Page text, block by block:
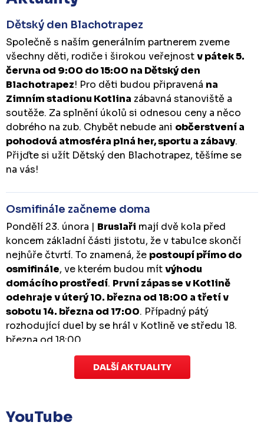
Dětský den Blachotrapez
Společně s naším generálním partnerem zveme
všechny děti, rodiče i širokou veřejnostv pátek 5.
června od 9:00 do 15:00 na Dětský den
Blachotrapez! Pro děti budou připravená na
Zimním stadionu Kotlina zábavná stanoviště a
soutěže. Za splnění úkolů si odnesou ceny a něco
dobrého na zub. Chybět nebude ani občerstvení a
pohodová atmosféra plná her, sportu a zábavy.
Přijďte si užít Dětský den Blachotrapez, těšíme se
na vás!
Osmifinále začneme doma
Pondělí 23. února | Bruslaři mají dvě kola před
koncem základní části jistotu, že v tabulce skončí
nejhůře čtvrtí. To znamená, že postoupí přímo do
osmifinále, ve kterém budou mítvýhodu
domácího prostředí. První zápas se v Kotlině
odehraje v úterý 10. března od 18:00 a třetí v
sobotu 14. března od 17:00. Případný pátý
rozhodující duel by se hrál v Kotlině ve středu 18.
března od 18:00.
Zápas dorostu je odložen
které se mělo odehrát v pátek 30. ledna ve 14:15,
odloženo!Odehraje se v náhradním termínu, o
DALŠÍ AKTUALITY
YouTube